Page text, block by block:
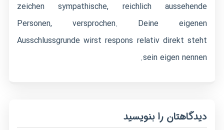
zeichen sympathische, reichlich aussehende
Personen, versprochen. Deine eigenen
Ausschlussgrunde wirst respons relativ direkt steht
sein eigen nennen.
دیدگاهتان را بنویسید